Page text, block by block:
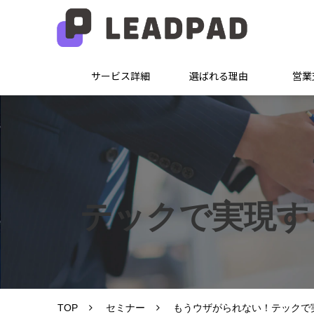
サービス詳細 選ばれる理由 営
テックで実現
TOP セミナー もうウザがられない！テック